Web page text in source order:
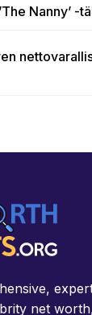
Nanny’ -
net